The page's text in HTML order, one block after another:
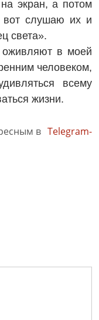
экран, а потом
вот слушаю их и
света».
оживляют в моей
человеком,
всему
жизни.
в Telegram-